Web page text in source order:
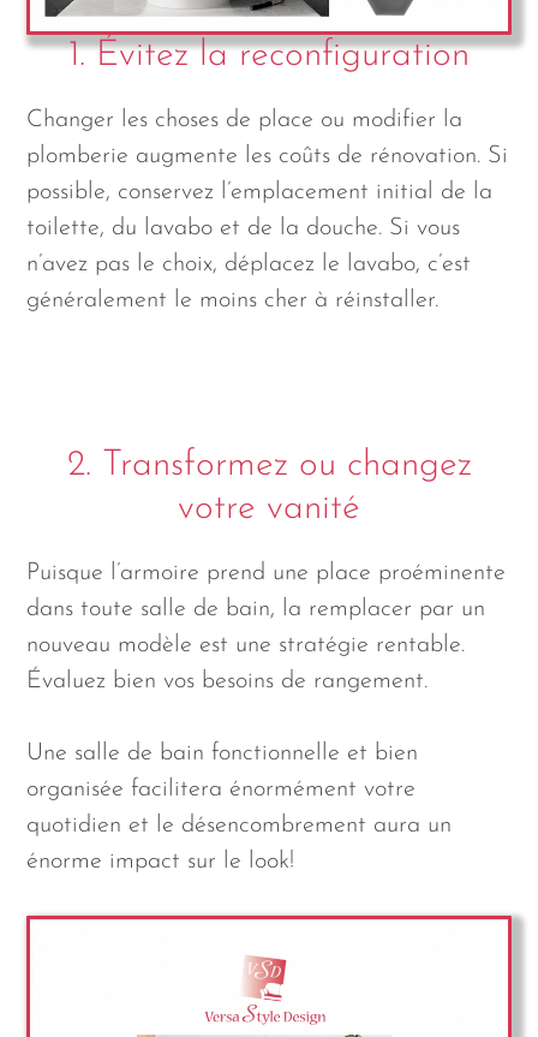
1. Évitez la reconfiguration
Changer les choses de place ou modifier la
plomberie augmente les coûts de rénovation. Si
possible, conservez l’emplacement initial de la
toilette, du lavabo et de la douche. Si vous
n’avez pas le choix, déplacez le lavabo, c’est
généralement le moins cher à réinstaller.
2. Transformez ou changez
votre vanité
Puisque l’armoire prend une place proéminente
dans toute salle de bain, la remplacer par un
nouveau modèle est une stratégie rentable.
Évaluez bien vos besoins de rangement.
Une salle de bain fonctionnelle et bien
organisée facilitera énormément votre
quotidien et le désencombrement aura un
énorme impact sur le look!